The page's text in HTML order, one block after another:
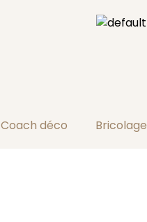
Coach déco Bricolage